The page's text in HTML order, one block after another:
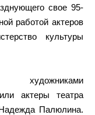
свое 95-
работой актеров
культуры
художниками
актеры театра
Палюлина.